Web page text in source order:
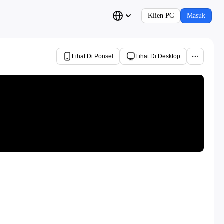
Klien PC Masuk
Lihat Di Ponsel Lihat Di Desktop